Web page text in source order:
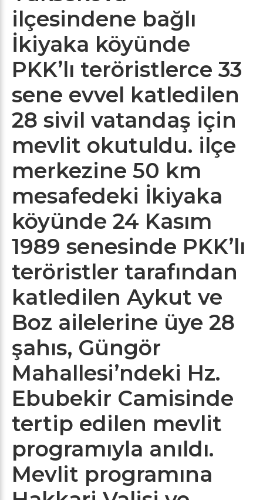
ilçesindene bağlı
İkiyaka köyünde
PKK’lı teröristlerce 33
sene evvel katledilen
28 sivil vatandaş için
mevlit okutuldu. ilçe
merkezine 50 km
mesafedeki İkiyaka
köyünde 24 Kasım
1989 senesinde PKK’lı
teröristler tarafından
katledilen Aykut ve
Boz ailelerine üye 28
şahıs, Güngör
Mahallesi’ndeki Hz.
Ebubekir Camisinde
tertip edilen mevlit
programıyla anıldı.
Mevlit programına